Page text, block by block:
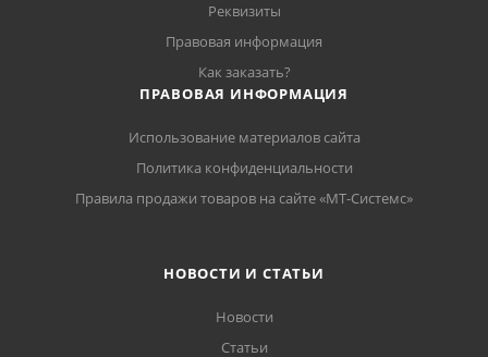
Реквизиты
Правовая информация
Как заказать?
ПРАВОВАЯ ИНФОРМАЦИЯ
Использование материалов сайта
Политика конфиденциальности
Правила продажи товаров на сайте «МТ-Системс»
НОВОСТИ И СТАТЬИ
Новости
Статьи